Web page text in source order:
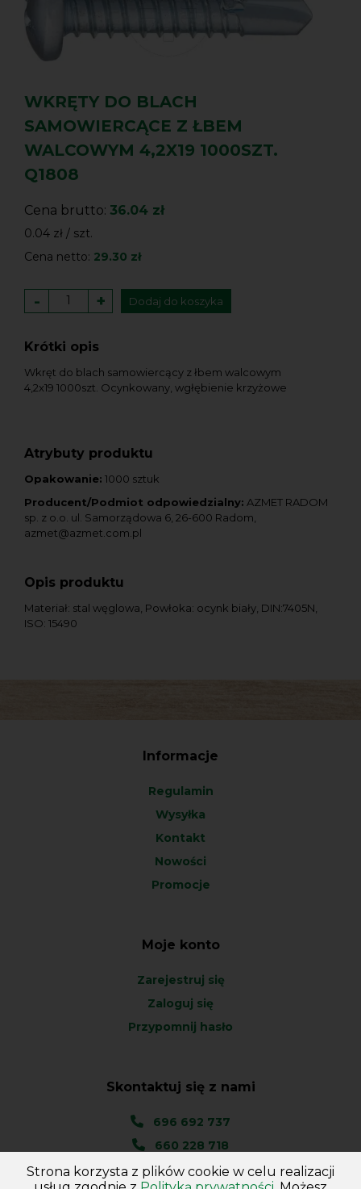
WKRĘTY DO BLACH
SAMOWIERCĄCE Z ŁBEM
WALCOWYM 4,2X19 1000SZT.
Q1808
Cena brutto: 36.04 zł
0.04 zł / szt.
Cena netto: 29.30 zł
- + Dodaj do koszyka
Krótki opis
Wkręt do blach samowiercący z łbem walcowym
4,2x19 1000szt. Ocynkowany, wgłębienie krzyżowe
Atrybuty produktu
Opakowanie: 1000 sztuk
Producent/Podmiot odpowiedzialny: AZMET RADOM
sp. z o.o. ul. Samorządowa 6, 26-600 Radom,
azmet@azmet.com.pl
Opis produktu
Materiał: stal węglowa, Powłoka: ocynk biały, DIN:7405N,
ISO: 15490
Informacje
Regulamin
Wysyłka
Kontakt
Nowości
Promocje
Moje konto
Zarejestruj się
Zaloguj się
Przypomnij hasło
Skontaktuj się z nami
696 692 737
660 228 718
Ul. Węgierska 1A
Strona korzysta z plików cookie w celu realizacji